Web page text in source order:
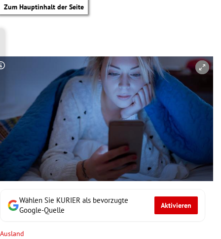
Zum Hauptinhalt der Seite
Untermenü
Untermenü
Wählen Sie KURIER als bevorzugte
Google-Quelle
Aktivieren
Ausland
Copyright-Hinweis öffnen/schließen